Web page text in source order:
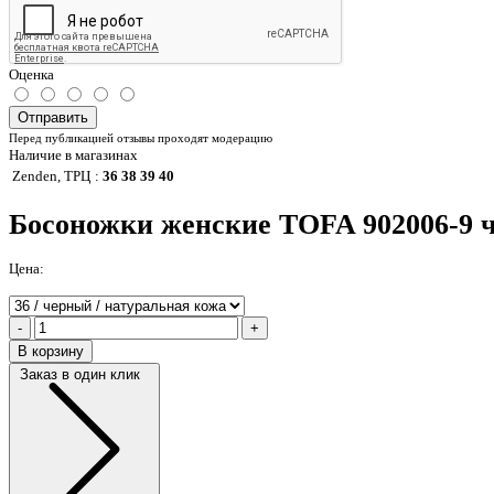
Оценка
Отправить
Перед публикацией отзывы проходят модерацию
Наличие в магазинах
Zenden, ТРЦ : 36 38 39 40
Босоножки женские TOFA 902006-9
Цена:
-
+
В корзину
Заказ в один клик